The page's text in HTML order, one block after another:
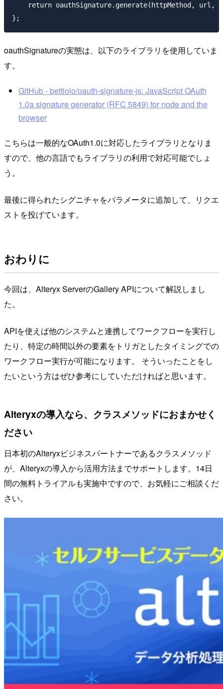
return oauthSignature.generate(httpMethod, url,
oauthSignatureの実態は、以下のライブラリを使用していま
す。
GitHub - bettiolo/oauth-signature-js: JavaScript OAuth
1.0a signature generator (RFC 5849) for node and the
browser
こちらは一般的なOAuth1.0に対応したライブラリとなりま
すので、他の言語でもライブラリの利用で対応可能でしょ
う。
最後に得られたシグニチャをパラメータに追加して、リクエ
ストを投げています。
おわりに
今回は、Alteryx ServerのGallery APIについて解説しまし
た。
APIを使えば他のシステムと連携してワークフローを実行し
たり、特定の時間以外の要素をトリガとしたタイミングでの
ワークフロー実行が可能になります。 そういったことをし
たいという方はぜひ参考にしていただければと思います。
Alteryxの導入なら、クラスメソッドにおまかせく
ださい
日本初のAlteryxビジネスパートナーであるクラスメソッド
が、Alteryxの導入から活用方法までサポートします。14日
間の無料トライアルも実施中ですので、お気軽にご相談くだ
さい。